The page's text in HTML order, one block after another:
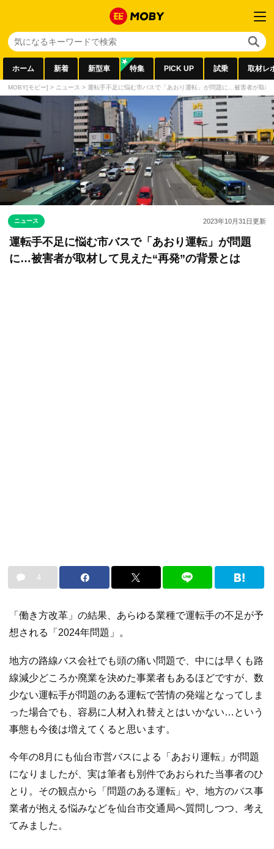
ホーム 新着 新型車 特集 PICK UP 試乗 取材レ
MOBY[モビー] > ニュース > 運転手不足に悩む市バスで「あおり運転」が問題に…被害者が取材
ニュース 2023年10月31日更新
運転手不足に悩む市バスで「あおり運転」が問題
に…被害者が取材して見えた“再発”の背景とは
4
「働き方改革」の結果、あらゆる業種で運転手の不足が予
想される「2024年問題」。
地方の路線バス会社でも頭の痛い問題で、中には早くも路
線減少どころか廃業を決めた事業者もあるほどですが、数
少ない運転手が問題のある運転で苦情の発端となってしま
った場合でも、容易に人材入れ替えとはいかない…という
事態も今後は増えてくると思います。
今年の8月にも仙台市営バスによる「あおり運転」が問題
になりましたが、実は筆者も別件であおられた当事者のひ
とり。その観点から「問題のある運転」や、地方のバス事
業者が抱える悩みなどを仙台市交通局へ質問しつつ、考え
てみました。